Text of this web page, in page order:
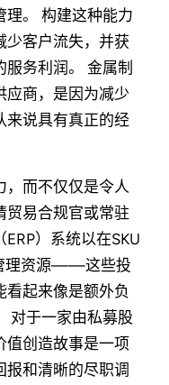
理。 构建这种能力
少客户流失，并获
务利润。 金属制
应商，是因为减少
来说具有真正的经
，而不仅仅是令人
贸易合规官或常驻
）系统以在SKU
理资源——这些投
看起来像是额外负
对于一家由私募股
值创造故事是一项
报和清晰的尽职调